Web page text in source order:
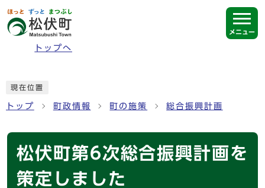
ページの先頭です
トップへ
メニュー
現在位置
トップ 町政情報 町の施策 総合振興計画
松伏町第6次総合振興計画を
策定しました